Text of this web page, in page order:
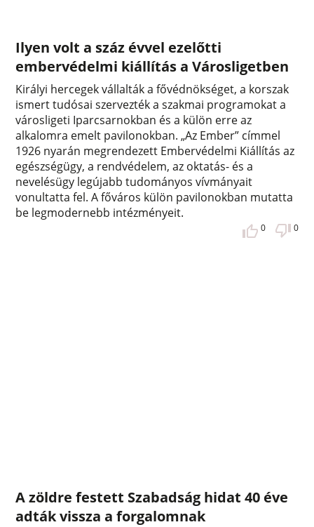
Ilyen volt a száz évvel ezelőtti
embervédelmi kiállítás a Városligetben
Királyi hercegek vállalták a fővédnökséget, a korszak
ismert tudósai szervezték a szakmai programokat a
városligeti Iparcsarnokban és a külön erre az
alkalomra emelt pavilonokban. „Az Ember” címmel
1926 nyarán megrendezett Embervédelmi Kiállítás az
egészségügy, a rendvédelem, az oktatás- és a
nevelésügy legújabb tudományos vívmányait
vonultatta fel. A főváros külön pavilonokban mutatta
be legmodernebb intézményeit.
0 0
A zöldre festett Szabadság hidat 40 éve
adták vissza a forgalomnak